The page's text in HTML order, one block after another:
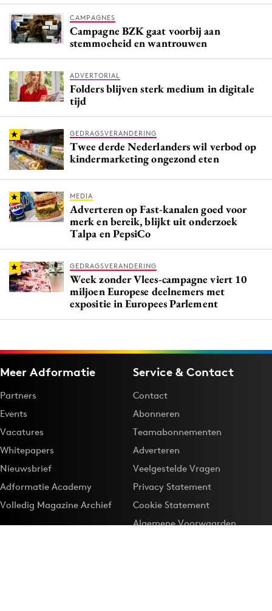
CAMPAGNES
Campagne BZK gaat voorbij aan
stemmoeheid en wantrouwen
ADVERTORIAL
Folders blijven sterk medium in digitale
tijd
GEDRAGSVERANDERING
Twee derde Nederlanders wil verbod op
kindermarketing ongezond eten
MEDIA
Adverteren op Fast-kanalen goed voor
merk en bereik, blijkt uit onderzoek
Talpa en PepsiCo
GEDRAGSVERANDERING
Week zonder Vlees-campagne viert 10
miljoen Europese deelnemers met
expositie in Europees Parlement
Meer Adformatie
Partners
Events
Vacatures
Whitepapers
Nieuwsbrief
Adformatie Academy
Volledig Magazine Archief
Service & Contact
Contact
Abonneren
Teamabonnementen
Adverteren
Veelgestelde Vragen
Privacy Statement
Cookie Statement
Algemene Voorwaarden